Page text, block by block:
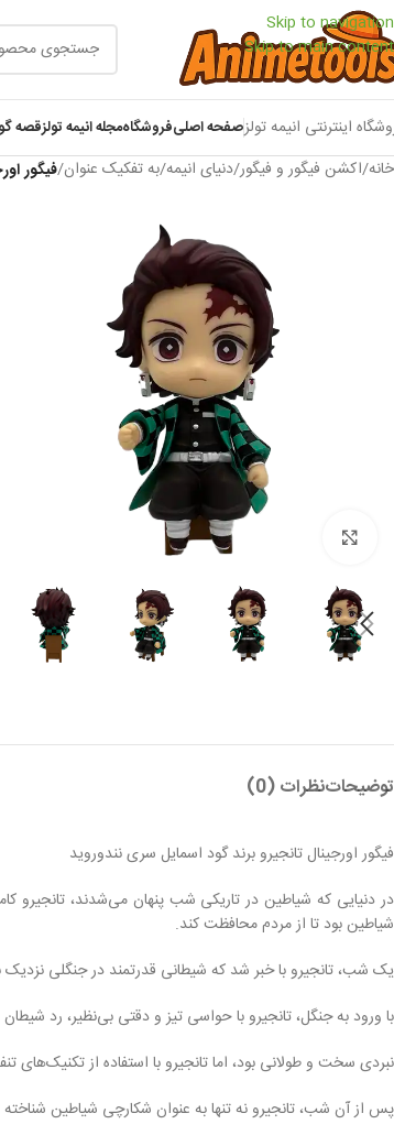
Skip to navigation
Skip to main content
اینترنتی انیمه تولزصفحه اصلیفروشگاهمجله انیمه تولزقصه
خانه/اکشن فیگور و فیگور/دنیای انیمه/به تفکیک عنوان/فیگور
بزرگنمایی تصویر
توضیحاتنظرات (0)
فیگور اورجینال تانجیرو برند گود اسمایل سری نندوروید
در دنیایی که شیاطین در تاریکی شب پنهان می‌شدند، تانجیرو
شیاطین بود تا از مردم محافظت کند.
یک شب، تانجیرو با خبر شد که شیطانی قدرتمند در جنگلی
با ورود به جنگل، تانجیرو با حواسی تیز و دقتی بی‌نظیر، رد
نبردی سخت و طولانی بود، اما تانجیرو با استفاده از
پس از آن شب، تانجیرو نه تنها به عنوان شکارچی شیاطین شناخته